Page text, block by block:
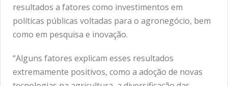
resultados a fatores como investimentos em
políticas públicas voltadas para o agronegócio, bem
como em pesquisa e inovação.
“Alguns fatores explicam esses resultados
extremamente positivos, como a adoção de novas